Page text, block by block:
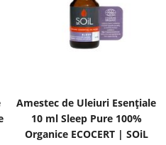
Amestec de Uleiuri Esențiale
10 ml Sleep Pure 100%
Organice ECOCERT | SOiL